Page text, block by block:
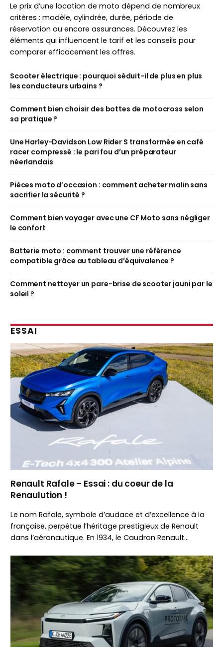
Le prix d’une location de moto dépend de nombreux
critères : modèle, cylindrée, durée, période de
réservation ou encore assurances. Découvrez les
éléments qui influencent le tarif et les conseils pour
comparer efficacement les offres.
Scooter électrique : pourquoi séduit-il de plus en plus
les conducteurs urbains ?
Comment bien choisir des bottes de motocross selon
sa pratique ?
Une Harley-Davidson Low Rider S transformée en café
racer compressé : le pari fou d’un préparateur
néerlandais
Pièces moto d’occasion : comment acheter malin sans
sacrifier la sécurité ?
Comment bien voyager avec une CF Moto sans négliger
le confort
Batterie moto : comment trouver une référence
compatible grâce au tableau d’équivalence ?
Comment nettoyer un pare-brise de scooter jauni par le
soleil ?
ESSAI
Renault Rafale – Essai : du coeur de la
Renaulution !
Le nom Rafale, symbole d’audace et d’excellence à la
française, perpétue l’héritage prestigieux de Renault
dans l’aéronautique. En 1934, le Caudron Renault…